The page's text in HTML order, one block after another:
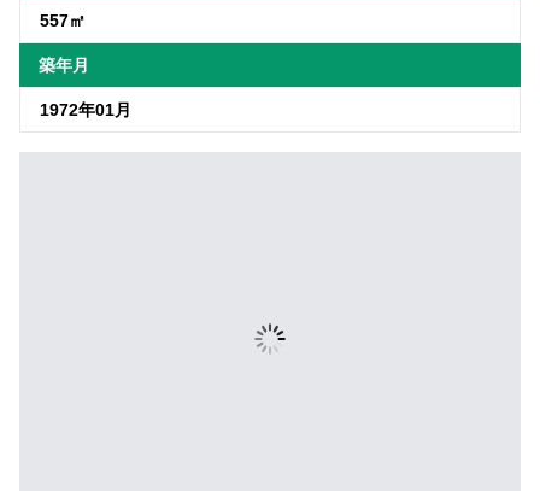
557㎡
築年月
1972年01月